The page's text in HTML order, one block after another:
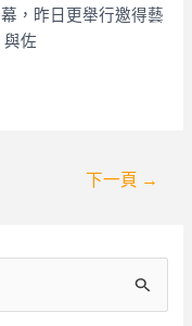
，昨日更舉行邀得藝
與佐
下一頁 →